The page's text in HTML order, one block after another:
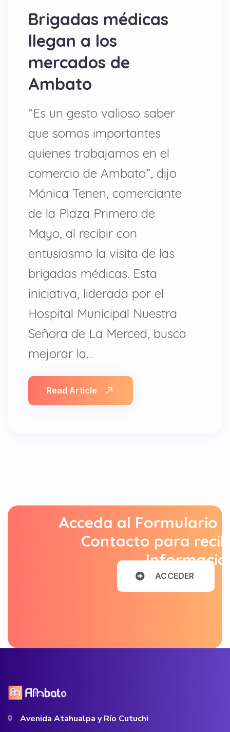
Brigadas médicas
llegan a los
mercados de
Ambato
“Es un gesto valioso saber
que somos importantes
quienes trabajamos en el
comercio de Ambato”, dijo
Mónica Tenen, comerciante
de la Plaza Primero de
Mayo, al recibir con
entusiasmo la visita de las
brigadas médicas. Esta
iniciativa, liderada por el
Hospital Municipal Nuestra
Señora de La Merced, busca
mejorar la…
Read Article
Acceda al Formulario
Contacto para
ACCEDER
Avenida Atahualpa y Río Cutuchi